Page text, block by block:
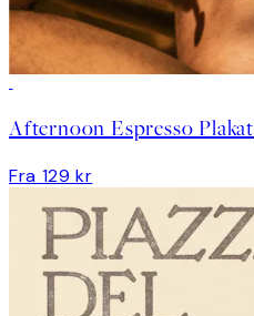
Afternoon Espresso Plakat
Fra 129 kr